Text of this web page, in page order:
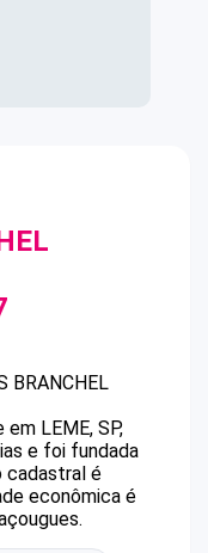
BRANCHEL
em LEME, SP,
e foi fundada
cadastral é
econômica é